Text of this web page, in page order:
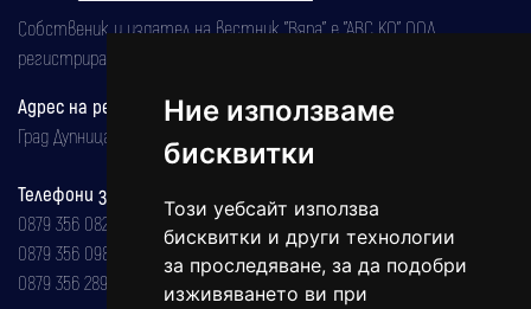
Ние използваме
бисквитки
Този уебсайт използва
бисквитки и други технологии
за проследяване, за да подобри
изживяването ви при
Собственик и издател на вестник "Вяра" е "АВС КО" ООД,
регистрирана на 08.05.2002 година.
Адрес на редакцията
Град Дупница, ул.''Христо Ботев" 43
Телефони за реклама и абонаменти
0879 356 082
0879 356 098
0879 356 289